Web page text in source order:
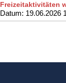
Freizeitaktivitäten
Datum: 19.06.2026